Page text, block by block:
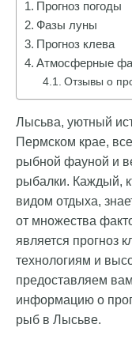
Прогноз погоды
Фазы луны
Прогноз клева
Атмосферные
Отзывы о
Лысьва, уютный
Пермском крае,
рыбной фауной и
рыбалки. Каждый,
видом отдыха,
от множества
является прогноз
технологиям и
предоставляем
информацию о
рыб в Лысьве.